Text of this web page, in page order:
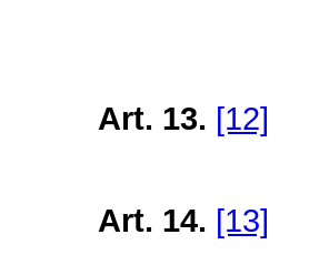
Art. 13. [12]
Art. 14. [13]